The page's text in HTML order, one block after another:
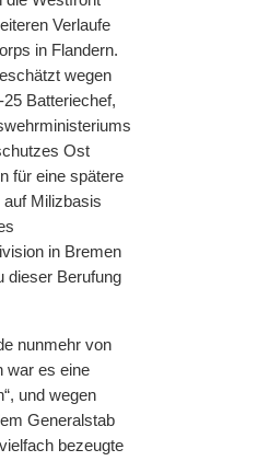
Verlaufe
in Flandern.
wegen
Batteriechef,
Ost
für eine spätere
Milizbasis
in Bremen
dieser Berufung
nunmehr von
war es eine
und wegen
Generalstab
bezeugte